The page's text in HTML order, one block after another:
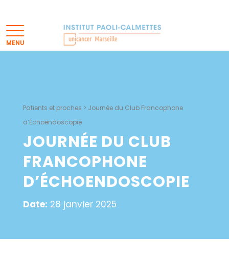
Patients et proches > Journée du Club Francophone
d’Échoendoscopie
JOURNÉE DU CLUB
FRANCOPHONE
D’ÉCHOENDOSCOPIE
Date: 28 janvier 2025